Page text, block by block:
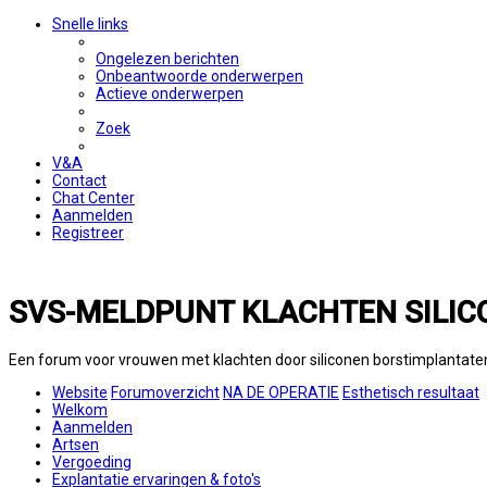
Snelle links
Ongelezen berichten
Onbeantwoorde onderwerpen
Actieve onderwerpen
Zoek
V&A
Contact
Chat Center
Aanmelden
Registreer
SVS-MELDPUNT KLACHTEN
Een forum voor vrouwen met klachten door siliconen
Website ForumoverzichtNA DE OPERATIE Esthetisch resultaat
Welkom
Aanmelden
Artsen
Vergoeding
Explantatie ervaringen & foto's